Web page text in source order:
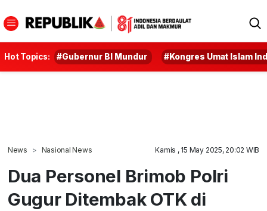
Hot Topics: #Gubernur BI Mundur #Kongres Umat Islam
News Nasional News Kamis , 15 May 2025, 20:02 WIB
Dua Personel Brimob Polri
Gugur Ditembak OTK di